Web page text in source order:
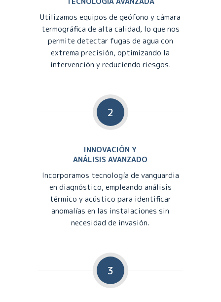
Utilizamos equipos de geófono y cámara
termográfica de alta calidad, lo que nos
permite detectar fugas de agua con
extrema precisión, optimizando la
intervención y reduciendo riesgos.
2
INNOVACIÓN Y
ANÁLISIS AVANZADO
Incorporamos tecnología de vanguardia
en diagnóstico, empleando análisis
térmico y acústico para identificar
anomalías en las instalaciones sin
necesidad de invasión.
3